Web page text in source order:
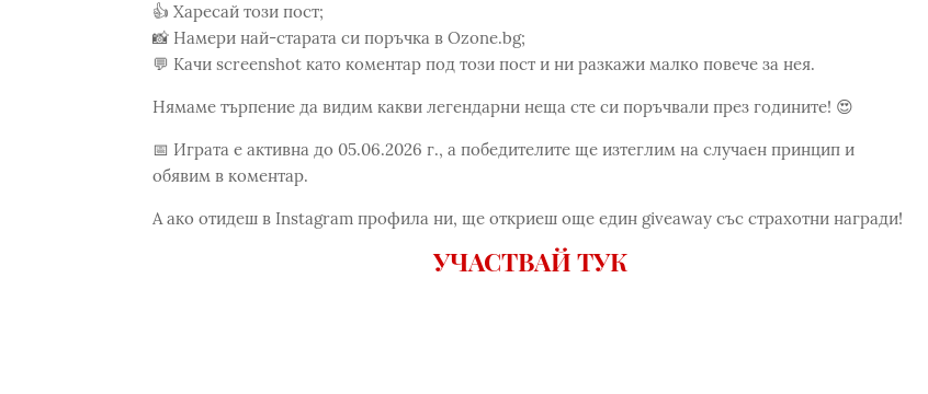
👍 Харесай този пост;
📸 Намери най-старата си поръчка в Ozone.bg;
💬 Качи screenshot като коментар под този пост и ни разкажи малко повече за нея.
Нямаме търпение да видим какви легендарни неща сте си поръчвали през годините! 😍
📅 Играта е активна до 05.06.2026 г., а победителите ще изтеглим на случаен принцип и
обявим в коментар.
А ако отидеш в Instagram профила ни, ще откриеш още един giveaway със страхотни награди!
УЧАСТВАЙ ТУК